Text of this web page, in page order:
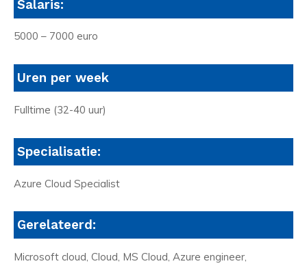
Salaris:
5000 – 7000 euro
Uren per week
Fulltime (32-40 uur)
Specialisatie:
Azure Cloud Specialist
Gerelateerd:
Microsoft cloud, Cloud, MS Cloud, Azure engineer,